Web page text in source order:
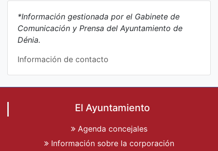
*Información gestionada por el Gabinete de
Comunicación y Prensa del Ayuntamiento de
Dénia.
Información de contacto
El Ayuntamiento
Agenda concejales
Información sobre la corporación